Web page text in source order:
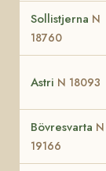
Sollistjerna N
18760
Astri N 18093
Bövresvarta N
19166